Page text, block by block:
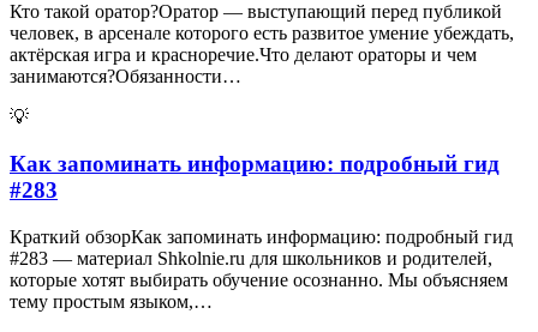
Кто такой оратор?Оратор — выступающий перед публикой
человек, в арсенале которого есть развитое умение убеждать,
актёрская игра и красноречие.Что делают ораторы и чем
занимаются?Обязанности…
💡
Как запоминать информацию: подробный гид
#283
Краткий обзорКак запоминать информацию: подробный гид
#283 — материал Shkolnie.ru для школьников и родителей,
которые хотят выбирать обучение осознанно. Мы объясняем
тему простым языком,…